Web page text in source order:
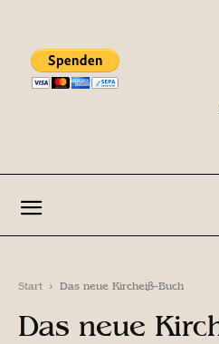
Start Das neue Kircheiß-Buch
Das neue